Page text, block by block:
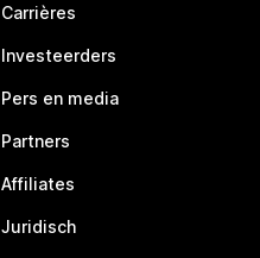
Carrières
Investeerders
Pers en media
Partners
Affiliates
Juridisch